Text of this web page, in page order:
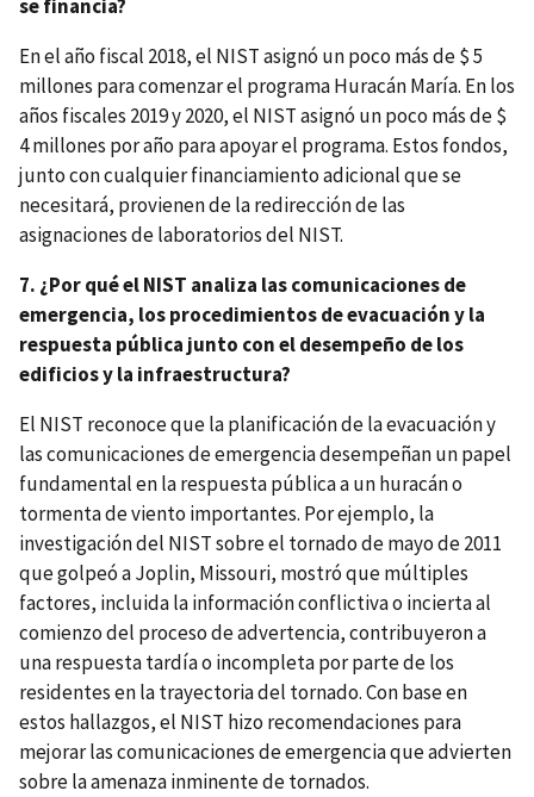
se financia?
En el año fiscal 2018, el NIST asignó un poco más de $ 5
millones para comenzar el programa Huracán María. En los
años fiscales 2019 y 2020, el NIST asignó un poco más de $
4 millones por año para apoyar el programa. Estos fondos,
junto con cualquier financiamiento adicional que se
necesitará, provienen de la redirección de las
asignaciones de laboratorios del NIST.
7. ¿Por qué el NIST analiza las comunicaciones de
emergencia, los procedimientos de evacuación y la
respuesta pública junto con el desempeño de los
edificios y la infraestructura?
El NIST reconoce que la planificación de la evacuación y
las comunicaciones de emergencia desempeñan un papel
fundamental en la respuesta pública a un huracán o
tormenta de viento importantes. Por ejemplo, la
investigación del NIST sobre el tornado de mayo de 2011
que golpeó a Joplin, Missouri, mostró que múltiples
factores, incluida la información conflictiva o incierta al
comienzo del proceso de advertencia, contribuyeron a
una respuesta tardía o incompleta por parte de los
residentes en la trayectoria del tornado. Con base en
estos hallazgos, el NIST hizo recomendaciones para
mejorar las comunicaciones de emergencia que advierten
sobre la amenaza inminente de tornados.